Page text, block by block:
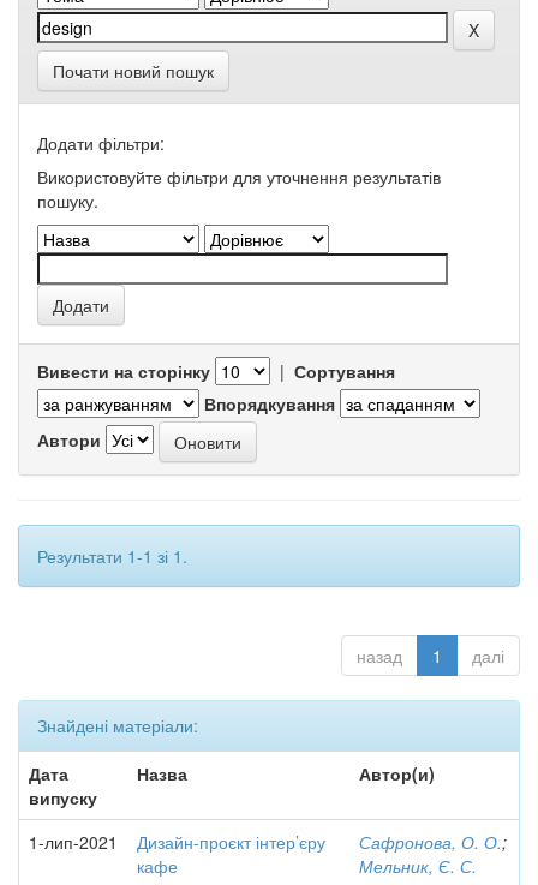
Почати новий пошук
Додати фільтри:
Використовуйте фільтри для уточнення результатів
пошуку.
Вивести на сторінку | Сортування
Впорядкування
Автори
Результати 1-1 зі 1.
назад 1 далі
Знайдені матеріали:
Дата
випуску
Назва Автор(и)
1-лип-2021
Дизайн-проєкт інтер’єру
кафе
Сафронова, О. О.;
Мельник, Є. С.